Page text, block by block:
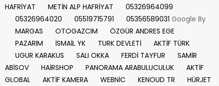
HAFRİYAT
METİN ALP HAFRİYAT
05326964099
05326964020
05519715791 05356589031 Google By
MARGAS
OTOGAZCIM
ÖZGÜR ANDRES EGE
PAZARIM
İSMAİL YK TURK DEVLETİ
AKTİF TÜRK
UGUR KARAKUS
SALI OKKA FERDİ TAYFUR
SAMİR
ABİSOV
HAİRSHOP PANORAMA ARABULUCULUK
AKTİF
GLOBAL
AKTİF KAMERA WEBNİC KENOUD TR
HÜRJET